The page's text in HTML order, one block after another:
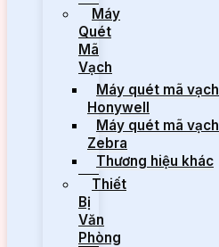
Máy
Quét
Mã
Vạch
Máy quét mã vạch
Honywell
Máy quét mã vạch
Zebra
Thương hiệu khác
Thiết
Bị
Văn
Phòng